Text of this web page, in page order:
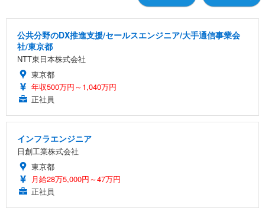
公共分野のDX推進支援/セールスエンジニア/大手通信事業会
社/東京都
NTT東日本株式会社
東京都
年収500万円～1,040万円
正社員
インフラエンジニア
日創工業株式会社
東京都
月給28万5,000円～47万円
正社員